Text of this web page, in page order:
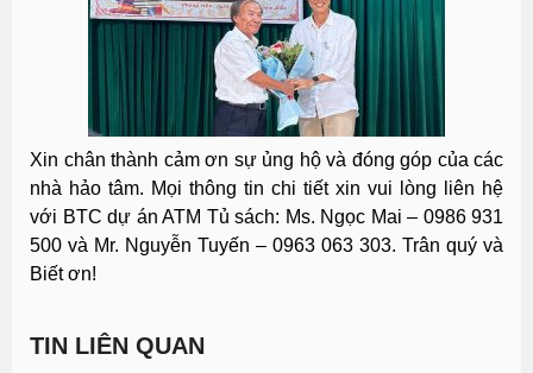
Xin chân thành cảm ơn sự ủng hộ và đóng góp của các
nhà hảo tâm. Mọi thông tin chi tiết xin vui lòng liên hệ
với BTC dự án ATM Tủ sách: Ms. Ngọc Mai – 0986 931
500 và Mr. Nguyễn Tuyến – 0963 063 303. Trân quý và
Biết ơn!
TIN LIÊN QUAN